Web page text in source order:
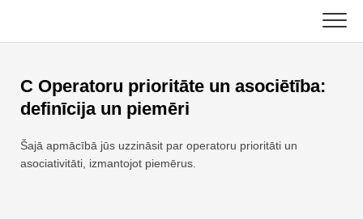
content
Excel funkcijas
Diagramma
C ++
C Operatoru prioritāte un asociētība:
definīcija un piemēri
Šajā apmācībā jūs uzzināsit par operatoru prioritāti un
asociativitāti, izmantojot piemērus.